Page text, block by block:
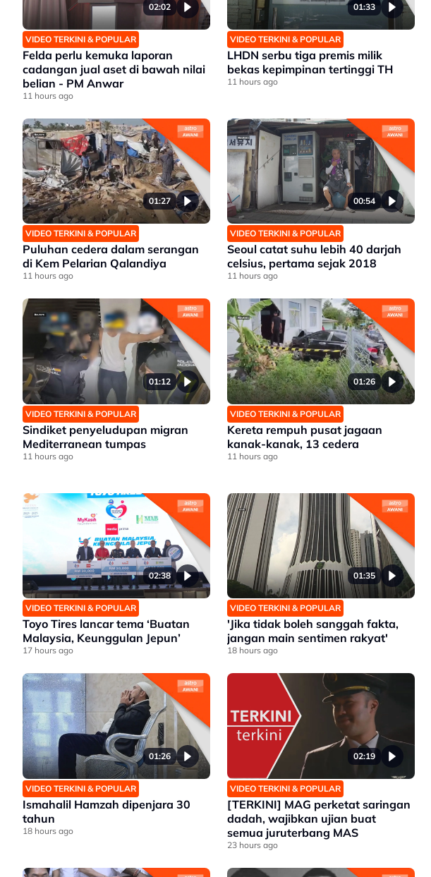
02:02
VIDEO TERKINI & POPULAR
Felda perlu kemuka laporan
cadangan jual aset di bawah nilai
belian - PM Anwar
11 hours ago
01:33
VIDEO TERKINI & POPULAR
LHDN serbu tiga premis milik
bekas kepimpinan tertinggi TH
11 hours ago
01:27
VIDEO TERKINI & POPULAR
Puluhan cedera dalam serangan
di Kem Pelarian Qalandiya
11 hours ago
00:54
VIDEO TERKINI & POPULAR
Seoul catat suhu lebih 40 darjah
celsius, pertama sejak 2018
11 hours ago
01:12
VIDEO TERKINI & POPULAR
Sindiket penyeludupan migran
Mediterranean tumpas
11 hours ago
01:26
VIDEO TERKINI & POPULAR
Kereta rempuh pusat jagaan
kanak-kanak, 13 cedera
11 hours ago
02:38
VIDEO TERKINI & POPULAR
Toyo Tires lancar tema ‘Buatan
Malaysia, Keunggulan Jepun’
17 hours ago
01:35
VIDEO TERKINI & POPULAR
'Jika tidak boleh sanggah fakta,
jangan main sentimen rakyat'
18 hours ago
01:26
VIDEO TERKINI & POPULAR
Ismahalil Hamzah dipenjara 30
tahun
18 hours ago
02:19
VIDEO TERKINI & POPULAR
[TERKINI] MAG perketat saringan
dadah, wajibkan ujian buat
semua juruterbang MAS
23 hours ago